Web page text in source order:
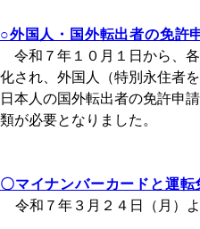
○外国人・国外転出者の免許
令和７年１０月１日から、
化され、外国人（特別永住者
日本人の国外転出者の免許申
類が必要となりました。
〇マイナンバーカードと運
令和７年３月２４日（月）